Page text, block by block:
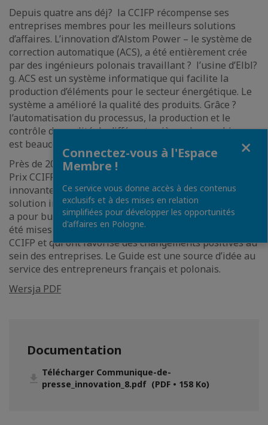
Depuis quatre ans déj? la CCIFP récompense ses
entreprises membres pour les meilleurs solutions
d’affaires. L’innovation d’Alstom Power – le système de
correction automatique (ACS), a été entièrement crée
par des ingénieurs polonais travaillant ? l’usine d’Elbl?
g. ACS est un système informatique qui facilite la
production d’éléments pour le secteur énergétique. Le
système a amélioré la qualité des produits. Grâce ?
l’automatisation du processus, la production et le
contrôle de qualité de différents pièces des machines
est beaucoup plus facile.
Près de 20 sociétés ont participé au concours Grand
Prix CCIFP. Afin de promouvoir toutes les solutions
innovantes la CCIFP a décidé de publier le Guide des
solution innovantes dans les affaires. Cette publication
a pour but de présenter différentes innovations qui ont
été mises en place par les sociétés membres de la
CCIFP et qui ont favorisé des changements positives au
sein des entreprises. Le Guide est une source d’idée au
service des entrepreneurs français et polonais.
Wersja PDF
Documentation
Télécharger Communique-de-
presse_innovation_8.pdf (PDF • 158 Ko)
Connectez-vous à l'Espace
Membre !
Ce service vous donne accès à des contenus
exclusifs et à des mises en relation
simplifiées pour développer les opportunités
d'affaires en Pologne.